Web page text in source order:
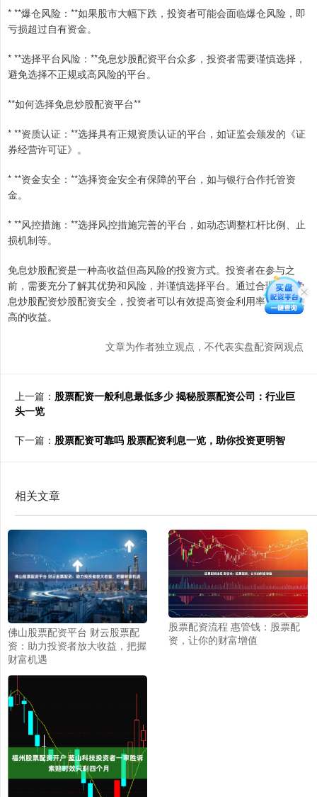
* **爆仓风险：**如果股市大幅下跌，投资者可能会面临爆仓风险，即
亏损超过自有资金。
* **选择平台风险：**免息炒股配资平台众多，投资者需要谨慎选择，
避免选择不正规或高风险的平台。
**如何选择免息炒股配资平台**
* **资质认证：**选择具有正规资质认证的平台，如证监会颁发的《证
券经营许可证》。
* **资金安全：**选择资金安全有保障的平台，如与银行合作托管资
金。
* **风控措施：**选择风控措施完善的平台，如动态调整杠杆比例、止
损机制等。
免息炒股配资是一种高收益但高风险的投资方式。投资者在参与之
前，需要充分了解其优势和风险，并谨慎选择平台。通过合理利用免
息炒股配资炒股配资安全，投资者可以有效提高资金利用率，获得更
高的收益。
文章为作者独立观点，不代表实盘配资网观点
上一篇： 股票配资一般利息最低多少 揭秘股票配资公司：行业巨
头一览
下一篇： 股票配资可靠吗 股票配资利息一览，助你投资更明智
相关文章
佛山股票配资平台 财云股票配
资：助力投资者放大收益，把握
财富机遇
股票配资流程 惠管钱：股票配
资，让你的财富增值